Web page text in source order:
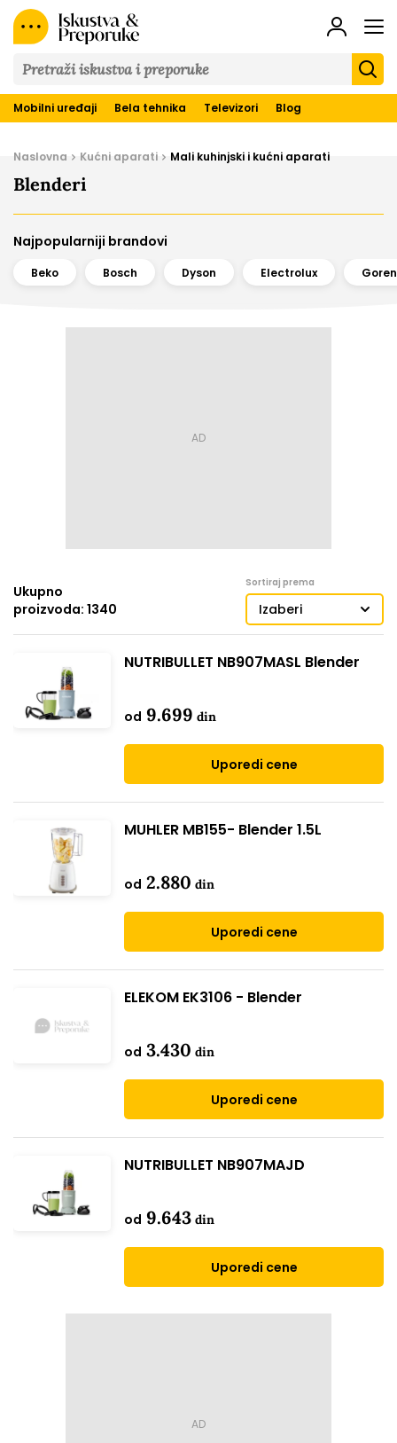
&
Preporuke
Mobilni uređaji Bela tehnika Televizori Blog
Naslovna Kućni aparati Mali kuhinjski i kućni aparati
Blenderi
Najpopularniji brandovi
Beko Bosch Dyson Electrolux
Ukupno
proizvoda: 1340
Sortiraj prema
Izaberi
NUTRIBULLET NB907MASL Blender
od 9.699 din
Uporedi cene
MUHLER MB155- Blender 1.5L
od 2.880 din
Uporedi cene
ELEKOM EK3106 - Blender
od 3.430 din
Uporedi cene
NUTRIBULLET NB907MAJD
od 9.643 din
Uporedi cene